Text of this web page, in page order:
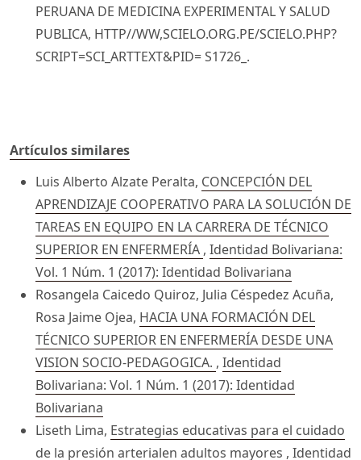
PERUANA DE MEDICINA EXPERIMENTAL Y SALUD
PUBLICA, HTTP//WW,SCIELO.ORG.PE/SCIELO.PHP?
SCRIPT=SCI_ARTTEXT&PID= S1726_.
Artículos similares
Luis Alberto Alzate Peralta, CONCEPCIÓN DEL
APRENDIZAJE COOPERATIVO PARA LA SOLUCIÓN DE
TAREAS EN EQUIPO EN LA CARRERA DE TÉCNICO
SUPERIOR EN ENFERMERÍA , Identidad Bolivariana:
Vol. 1 Núm. 1 (2017): Identidad Bolivariana
Rosangela Caicedo Quiroz, Julia Céspedez Acuña,
Rosa Jaime Ojea, HACIA UNA FORMACIÓN DEL
TÉCNICO SUPERIOR EN ENFERMERÍA DESDE UNA
VISION SOCIO-PEDAGOGICA. , Identidad
Bolivariana: Vol. 1 Núm. 1 (2017): Identidad
Bolivariana
Liseth Lima, Estrategias educativas para el cuidado
de la presión arterialen adultos mayores , Identidad